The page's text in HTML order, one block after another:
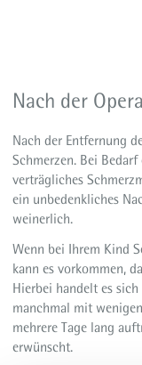
Nach der
Nach der Entfernung
Schmerzen. Bei
verträgliches
ein unbedenkliches
weinerlich.
Wenn bei Ihrem Kind
kann es vorkommen,
Hierbei handelt es sich
manchmal mit
mehrere Tage lang
erwünscht.